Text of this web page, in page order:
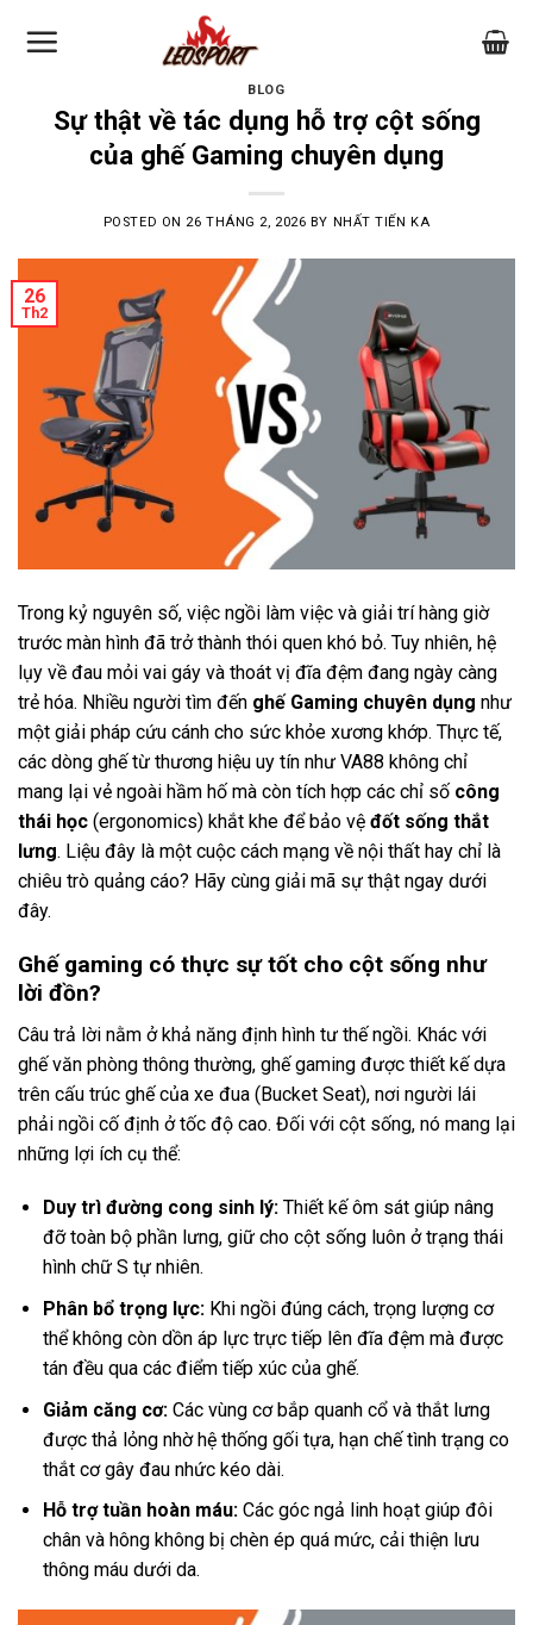
BLOG
Sự thật về tác dụng hỗ trợ cột sống
của ghế Gaming chuyên dụng
POSTED ON 26 THÁNG 2, 2026 BY NHẤT TIẾN KA
26
Th2
Trong kỷ nguyên số, việc ngồi làm việc và giải trí hàng giờ
trước màn hình đã trở thành thói quen khó bỏ. Tuy nhiên, hệ
lụy về đau mỏi vai gáy và thoát vị đĩa đệm đang ngày càng
trẻ hóa. Nhiều người tìm đến ghế Gaming chuyên dụng như
một giải pháp cứu cánh cho sức khỏe xương khớp. Thực tế,
các dòng ghế từ thương hiệu uy tín như VA88 không chỉ
mang lại vẻ ngoài hầm hố mà còn tích hợp các chỉ số công
thái học (ergonomics) khắt khe để bảo vệ đốt sống thắt
lưng. Liệu đây là một cuộc cách mạng về nội thất hay chỉ là
chiêu trò quảng cáo? Hãy cùng giải mã sự thật ngay dưới
đây.
Ghế gaming có thực sự tốt cho cột sống như
lời đồn?
Câu trả lời nằm ở khả năng định hình tư thế ngồi. Khác với
ghế văn phòng thông thường, ghế gaming được thiết kế dựa
trên cấu trúc ghế của xe đua (Bucket Seat), nơi người lái
phải ngồi cố định ở tốc độ cao. Đối với cột sống, nó mang lại
những lợi ích cụ thể:
Duy trì đường cong sinh lý:Thiết kế ôm sát giúp nâng
đỡ toàn bộ phần lưng, giữ cho cột sống luôn ở trạng thái
hình chữ S tự nhiên.
Phân bổ trọng lực:Khi ngồi đúng cách, trọng lượng cơ
thể không còn dồn áp lực trực tiếp lên đĩa đệm mà được
tán đều qua các điểm tiếp xúc của ghế.
Giảm căng cơ:Các vùng cơ bắp quanh cổ và thắt lưng
được thả lỏng nhờ hệ thống gối tựa, hạn chế tình trạng co
thắt cơ gây đau nhức kéo dài.
Hỗ trợ tuần hoàn máu:Các góc ngả linh hoạt giúp đôi
chân và hông không bị chèn ép quá mức, cải thiện lưu
thông máu dưới da.